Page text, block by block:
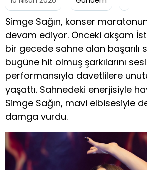
Simge Sağın, konser
devam ediyor. Önceki akşam
bir gecede sahne alan başarılı
bugüne hit olmuş şarkılarını
performansıyla davetlilere
yaşattı. Sahnedeki enerjisiyle
Simge Sağın, mavi elbisesiyle
damga vurdu.